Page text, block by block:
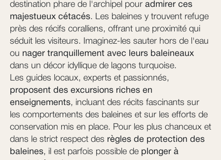
destination phare de l'archipel pour admirer ces
majestueux cétacés. Les baleines y trouvent refuge
près des récifs coralliens, offrant une proximité qui
séduit les visiteurs. Imaginez-les sauter hors de l'eau
ou nager tranquillement avec leurs baleineaux
dans un décor idyllique de lagons turquoise.
Les guides locaux, experts et passionnés,
proposent des excursions riches en
enseignements, incluant des récits fascinants sur
les comportements des baleines et sur les efforts de
conservation mis en place. Pour les plus chanceux et
dans le strict respect des règles de protection des
baleines, il est parfois possible de plonger à